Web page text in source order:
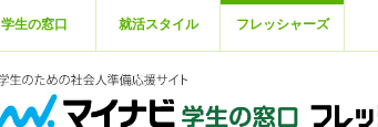
学生の窓口 就活スタイル フレッシャーズ